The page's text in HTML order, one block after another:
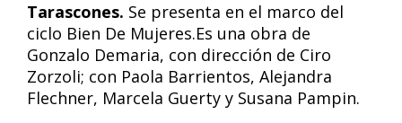
Tarascones. Se presenta en el marco del
ciclo Bien De Mujeres.Es una obra de
Gonzalo Demaria, con dirección de Ciro
Zorzoli; con Paola Barrientos, Alejandra
Flechner, Marcela Guerty y Susana Pampin.